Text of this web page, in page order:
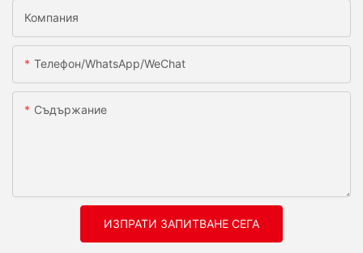
Компания
Телефон/WhatsApp/WeChat
Съдържание
ИЗПРАТИ ЗАПИТВАНЕ СЕГА